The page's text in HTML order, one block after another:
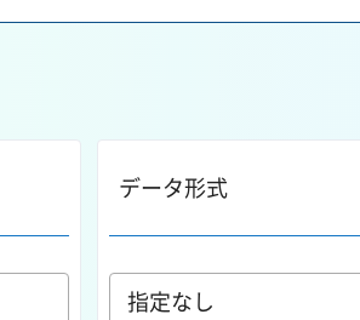
データ形式